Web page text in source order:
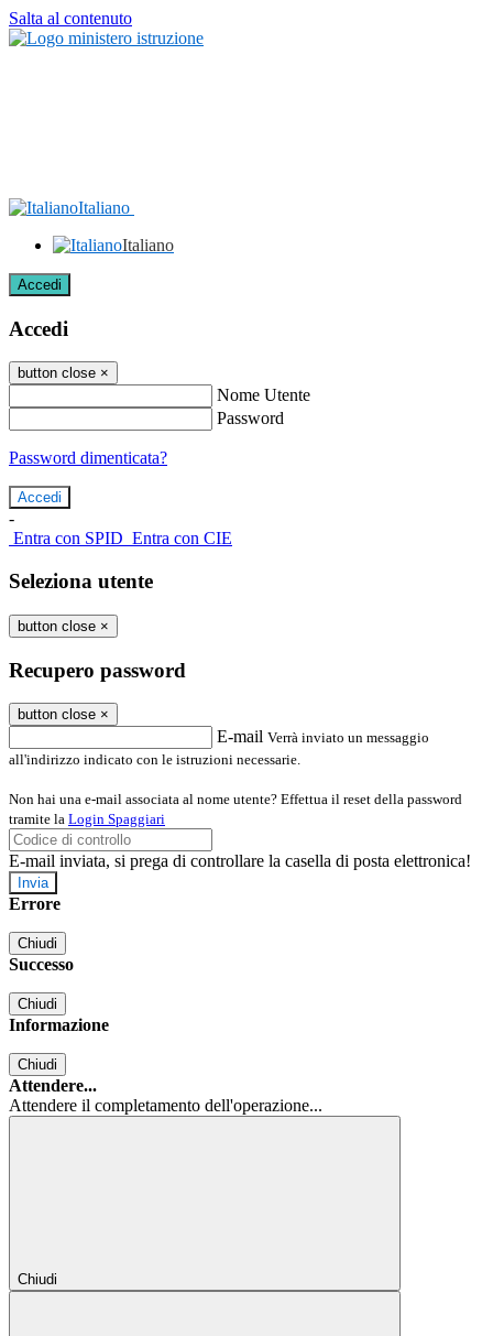
Salta al contenuto
Italiano
Italiano
Accedi
Accedi
button close ×
Nome Utente
Password
Password dimenticata?
-
Entra con SPID Entra con CIE
Seleziona utente
button close ×
Recupero password
button close ×
E-mail Verrà inviato un messaggio
all'indirizzo indicato con le istruzioni necessarie.
Non hai una e-mail associata al nome utente? Effettua il reset della password
tramite la Login Spaggiari
E-mail inviata, si prega di controllare la casella di posta elettronica!
Errore
Chiudi
Successo
Chiudi
Informazione
Chiudi
Attendere...
Attendere il completamento dell'operazione...
Chiudi